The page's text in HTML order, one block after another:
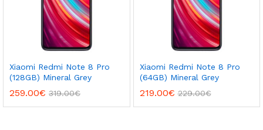
Xiaomi Redmi Note 8 Pro
(128GB) Mineral Grey
259.00€ 319.00€
Xiaomi Redmi Note 8 Pro
(64GB) Mineral Grey
219.00€ 229.00€